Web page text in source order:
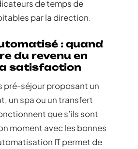
de temps de
par la direction.
: quand
du revenu en
satisfaction
pré-séjour proposant un
un spa ou un transfert
que s’ils sont
moment avec les bonnes
IT permet de